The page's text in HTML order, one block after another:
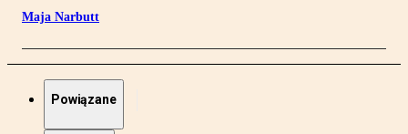
Maja Narbutt
Powiązane